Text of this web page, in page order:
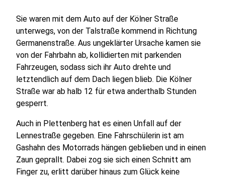
Sie waren mit dem Auto auf der Kölner Straße
unterwegs, von der Talstraße kommend in Richtung
Germanenstraße. Aus ungeklärter Ursache kamen sie
von der Fahrbahn ab, kollidierten mit parkenden
Fahrzeugen, sodass sich ihr Auto drehte und
letztendlich auf dem Dach liegen blieb. Die Kölner
Straße war ab halb 12 für etwa anderthalb Stunden
gesperrt.
Auch in Plettenberg hat es einen Unfall auf der
Lennestraße gegeben. Eine Fahrschülerin ist am
Gashahn des Motorrads hängen geblieben und in einen
Zaun geprallt. Dabei zog sie sich einen Schnitt am
Finger zu, erlitt darüber hinaus zum Glück keine